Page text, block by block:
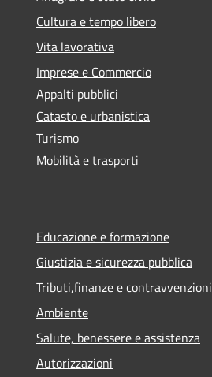
Cultura e tempo libero
Vita lavorativa
Imprese e Commercio
Appalti pubblici
Catasto e urbanistica
Turismo
Mobilità e trasporti
Educazione e formazione
Giustizia e sicurezza pubblica
Tributi,finanze e contravvenzioni
Ambiente
Salute, benessere e assistenza
Autorizzazioni